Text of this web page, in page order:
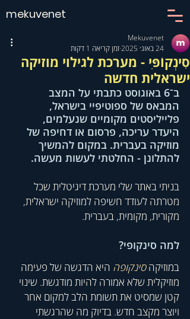
mekuvenet
סִינְקוֹפִּי - מערכת לגילוי מוזיקה
ישראלית חדשה
Mekuvenet
24 באוג׳ 2025
זמן קריאה 1 דקות
ב־6 באוגוסט כתבתי על המצב
המבאס של ספוטיפיי בישראל,
פלייליסטים מקומיים שנעלמים,
היעדר עריכה, פרסום או דחיפה של
מוזיקה בעברית. במקום להמשיך
להתלונן - החלטתי לעשות מעשה.
בניתי באתר שלי מערכת דיגיטלית שכל
מטרתה לעודד חשיפה למוזיקה ישראלית,
מקורית, מקומית, בעברית.
למה סינקופי?
במוזיקה סינקופה היא הדגשה של פעימה
מוזיקלית שלא אמורה להיות מודגשת. שינוי
קטן שמסיט את תשומת הלב למקום אחר
ויוצר מקצב חדש. בדיוק מה שהרגשתי